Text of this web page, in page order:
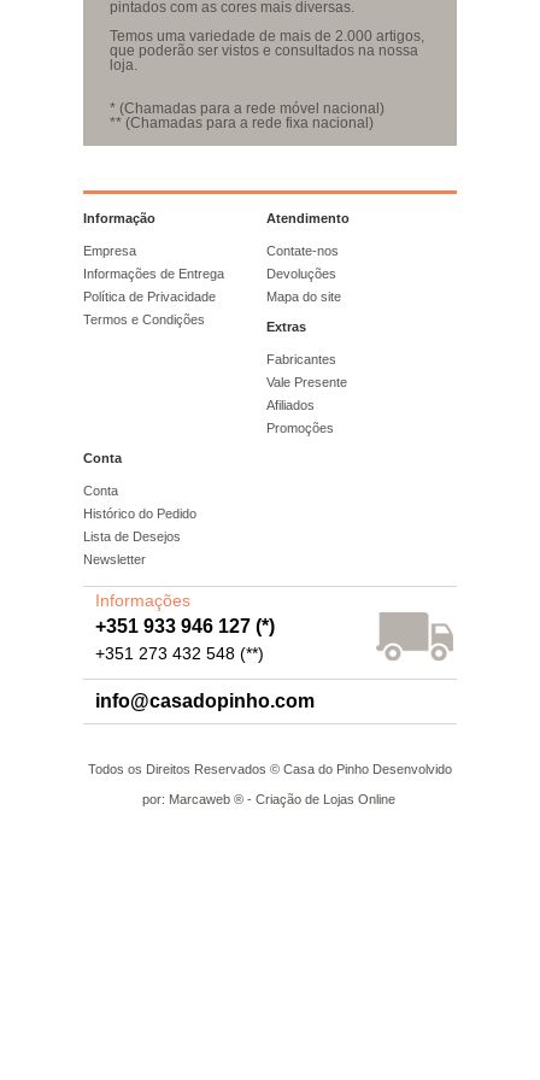
pintados com as cores mais diversas.
Temos uma variedade de mais de 2.000 artigos,
que poderão ser vistos e consultados na nossa
loja.
* (Chamadas para a rede móvel nacional)
** (Chamadas para a rede fixa nacional)
Informação
Empresa
Informações de Entrega
Política de Privacidade
Termos e Condições
Atendimento
Contate-nos
Devoluções
Mapa do site
Extras
Fabricantes
Vale Presente
Afiliados
Promoções
Conta
Conta
Histórico do Pedido
Lista de Desejos
Newsletter
Informações
+351 933 946 127 (*)
+351 273 432 548 (**)
info@casadopinho.com
Todos os Direitos Reservados © Casa do Pinho Desenvolvido
por: Marcaweb ® - Criação de Lojas Online